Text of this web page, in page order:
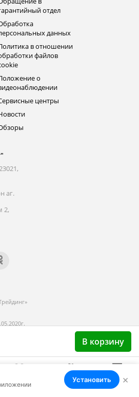
Избранное Сравнение Войти
В корзину
отдел
данных
в отношении
файлов
о
центры
аг.
2,
местных исполнительных и
Установить ×